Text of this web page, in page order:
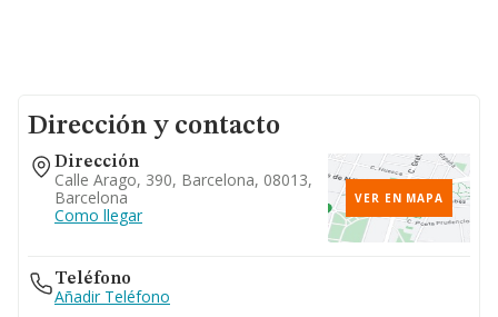
Dirección y contacto
Dirección
Calle Arago, 390, Barcelona, 08013,
Barcelona
Como llegar
VER EN MAPA
Teléfono
Añadir Teléfono